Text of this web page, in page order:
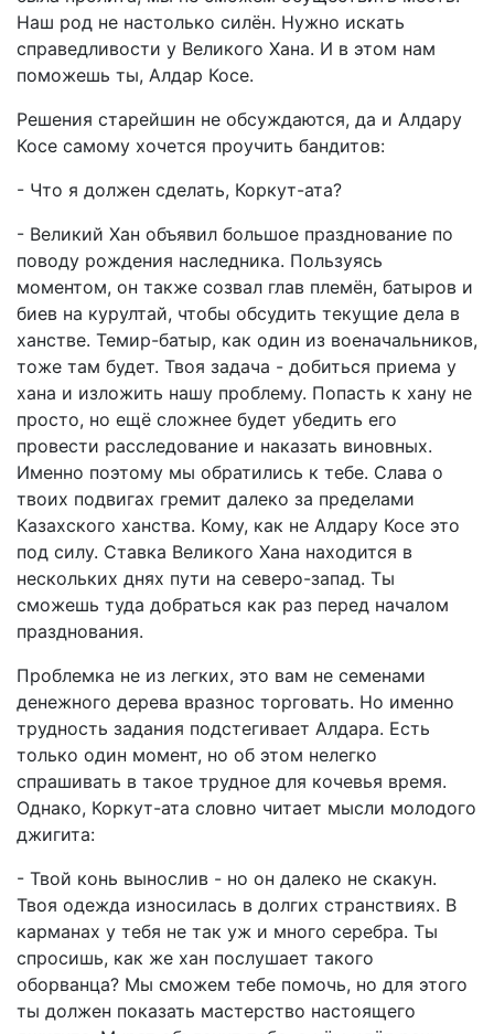
Наш род не настолько силён. Нужно искать
справедливости у Великого Хана. И в этом нам
поможешь ты, Алдар Косе.
Решения старейшин не обсуждаются, да и Алдару
Косе самому хочется проучить бандитов:
- Что я должен сделать, Коркут-ата?
- Великий Хан объявил большое празднование по
поводу рождения наследника. Пользуясь
моментом, он также созвал глав племён, батыров и
биев на курултай, чтобы обсудить текущие дела в
ханстве. Темир-батыр, как один из военачальников,
тоже там будет. Твоя задача - добиться приема у
хана и изложить нашу проблему. Попасть к хану не
просто, но ещё сложнее будет убедить его
провести расследование и наказать виновных.
Именно поэтому мы обратились к тебе. Слава о
твоих подвигах гремит далеко за пределами
Казахского ханства. Кому, как не Алдару Косе это
под силу. Ставка Великого Хана находится в
нескольких днях пути на северо-запад. Ты
сможешь туда добраться как раз перед началом
празднования.
Проблемка не из легких, это вам не семенами
денежного дерева вразнос торговать. Но именно
трудность задания подстегивает Алдара. Есть
только один момент, но об этом нелегко
спрашивать в такое трудное для кочевья время.
Однако, Коркут-ата словно читает мысли молодого
джигита:
- Твой конь вынослив - но он далеко не скакун.
Твоя одежда износилась в долгих странствиях. В
карманах у тебя не так уж и много серебра. Ты
спросишь, как же хан послушает такого
оборванца? Мы сможем тебе помочь, но для этого
ты должен показать мастерство настоящего